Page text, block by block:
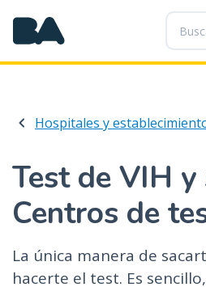
P
a
s
a
l
n
t
e
i
d
Test de VIH
Centros de
La única manera de
hacerte el test. Es